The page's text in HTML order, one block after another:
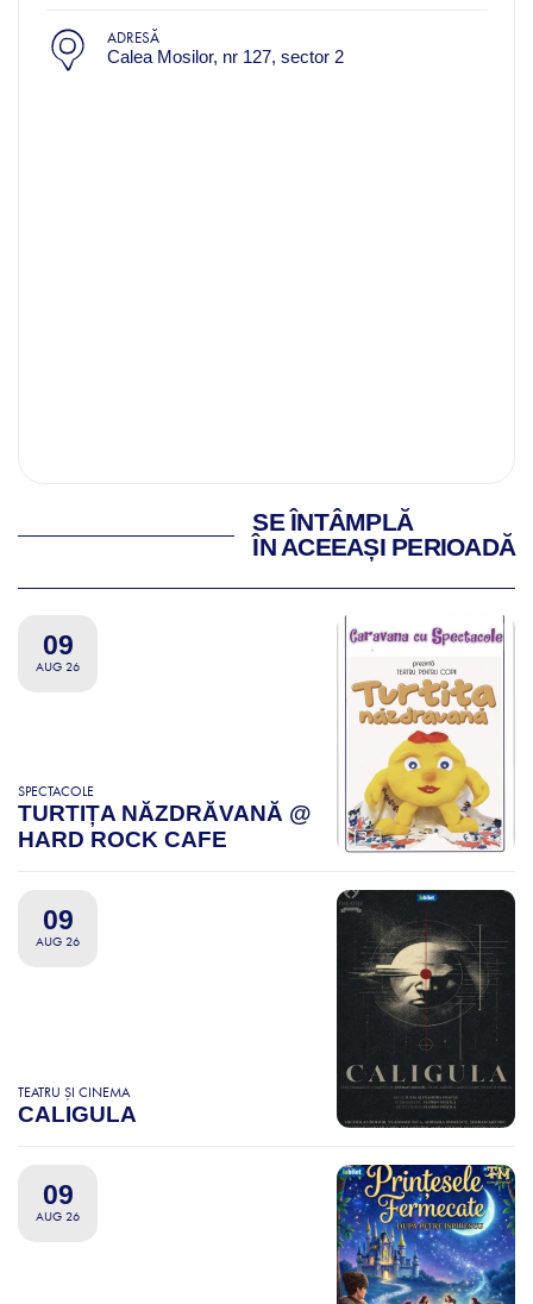
ADRESĂ
Calea Mosilor, nr 127, sector 2
SE ÎNTÂMPLĂ
ÎN ACEEAȘI PERIOADĂ
09
AUG 26
SPECTACOLE
TURTIȚA NĂZDRĂVANĂ @
HARD ROCK CAFE
09
AUG 26
TEATRU ȘI CINEMA
CALIGULA
09
AUG 26